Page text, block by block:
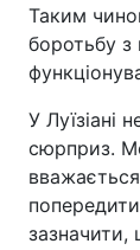
Таким
боротьбу з
У Луїзіані
сюрприз.